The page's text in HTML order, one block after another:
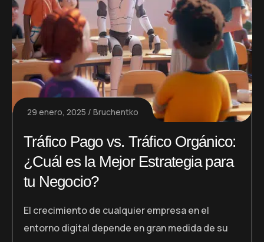
29 enero, 2025 Bruchentko
Tráfico Pago vs. Tráfico Orgánico:
¿Cuál es la Mejor Estrategia para
tu Negocio?
El crecimiento de cualquier empresa en el
entorno digital depende en gran medida de su